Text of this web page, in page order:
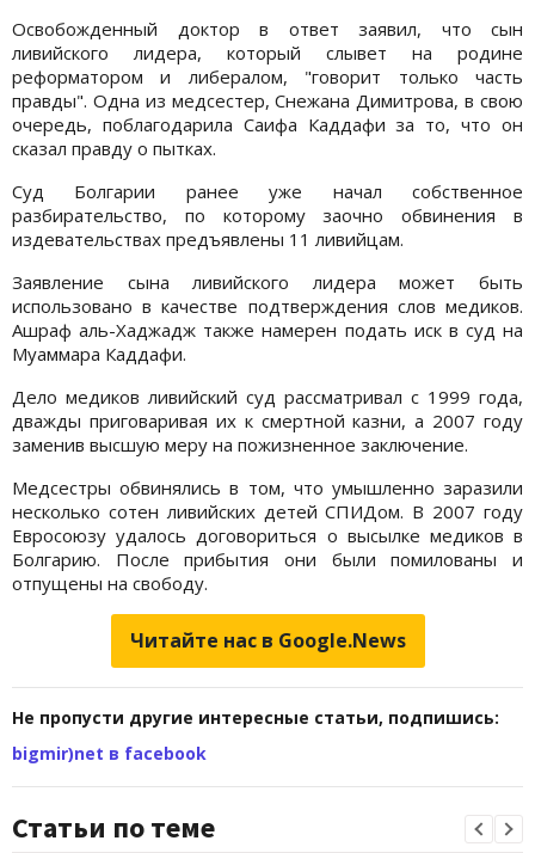
Освобожденный доктор в ответ заявил, что сын
ливийского лидера, который слывет на родине
реформатором и либералом, "говорит только часть
правды". Одна из медсестер, Снежана Димитрова, в свою
очередь, поблагодарила Саифа Каддафи за то, что он
сказал правду о пытках.
Суд Болгарии ранее уже начал собственное
разбирательство, по которому заочно обвинения в
издевательствах предъявлены 11 ливийцам.
Заявление сына ливийского лидера может быть
использовано в качестве подтверждения слов медиков.
Ашраф аль-Хаджадж также намерен подать иск в суд на
Муаммара Каддафи.
Дело медиков ливийский суд рассматривал с 1999 года,
дважды приговаривая их к смертной казни, а 2007 году
заменив высшую меру на пожизненное заключение.
Медсестры обвинялись в том, что умышленно заразили
несколько сотен ливийских детей СПИДом. В 2007 году
Евросоюзу удалось договориться о высылке медиков в
Болгарию. После прибытия они были помилованы и
отпущены на свободу.
Читайте нас в Google.News
Не пропусти другие интересные статьи, подпишись:
bigmir)net в facebook
Статьи по теме